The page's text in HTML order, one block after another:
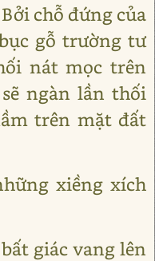
chỗ đứng của
gỗ trường tư
nát mọc trên
ngàn lần thối
trên mặt đất
xiềng xích
giác vang lên